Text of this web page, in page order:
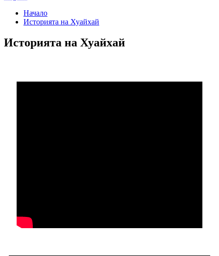
Начало
Историята на Хуайхай
Историята на Хуайхай